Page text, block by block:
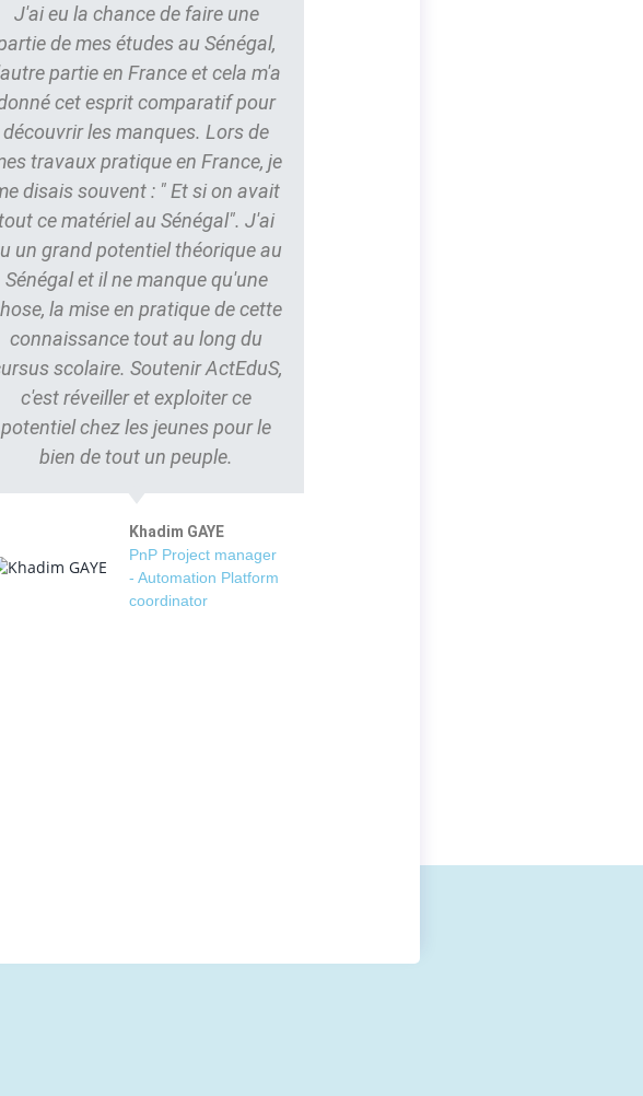
J'ai eu la chance de faire une
de mes études au Sénégal,
partie en France et cela m'a
cet esprit comparatif pour
découvrir les manques. Lors de
travaux pratique en France, je
disais souvent : " Et si on avait
ce matériel au Sénégal". J'ai
un grand potentiel théorique au
Sénégal et il ne manque qu'une
la mise en pratique de cette
connaissance tout au long du
scolaire. Soutenir ActEduS,
c'est réveiller et exploiter ce
potentiel chez les jeunes pour le
bien de tout un peuple.
Khadim GAYE
PnP Project manager
- Automation Platform
coordinator